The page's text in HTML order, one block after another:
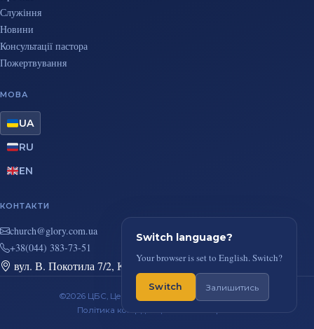
Служіння
Новини
Консультації пастора
Пожертвування
МОВА
UA
RU
EN
КОНТАКТИ
au.moc.yrolg@hcruhc
+38(044) 383-73-51
вул. В. Покотила 7/2, Київ
©2026 ЦБС, Церква Повного Євангелія, м. Київ
Політика конфіденційності
Switch language?
Your browser is set to English. Switch?
Switch Залишитись